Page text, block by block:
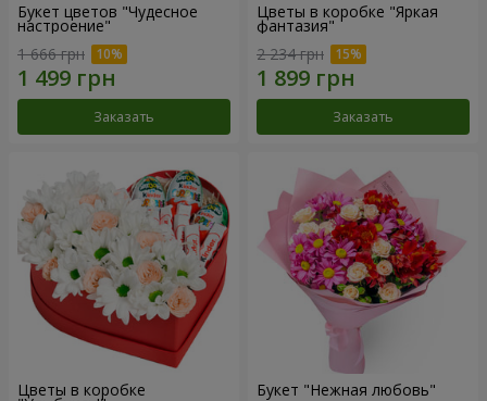
Букет цветов "Чудесное
настроение"
1 666 грн
Заказать
Цветы в коробке "Яркая
фантазия"
2 234 грн
Заказать
Цветы в коробке Букет "Нежная любовь"